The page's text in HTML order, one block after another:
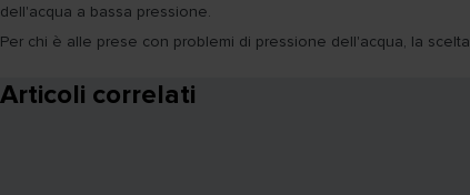
dell'acqua a bassa pressione.
Per chi è alle prese con problemi di pressione dell'acqua, la
Articoli correlati